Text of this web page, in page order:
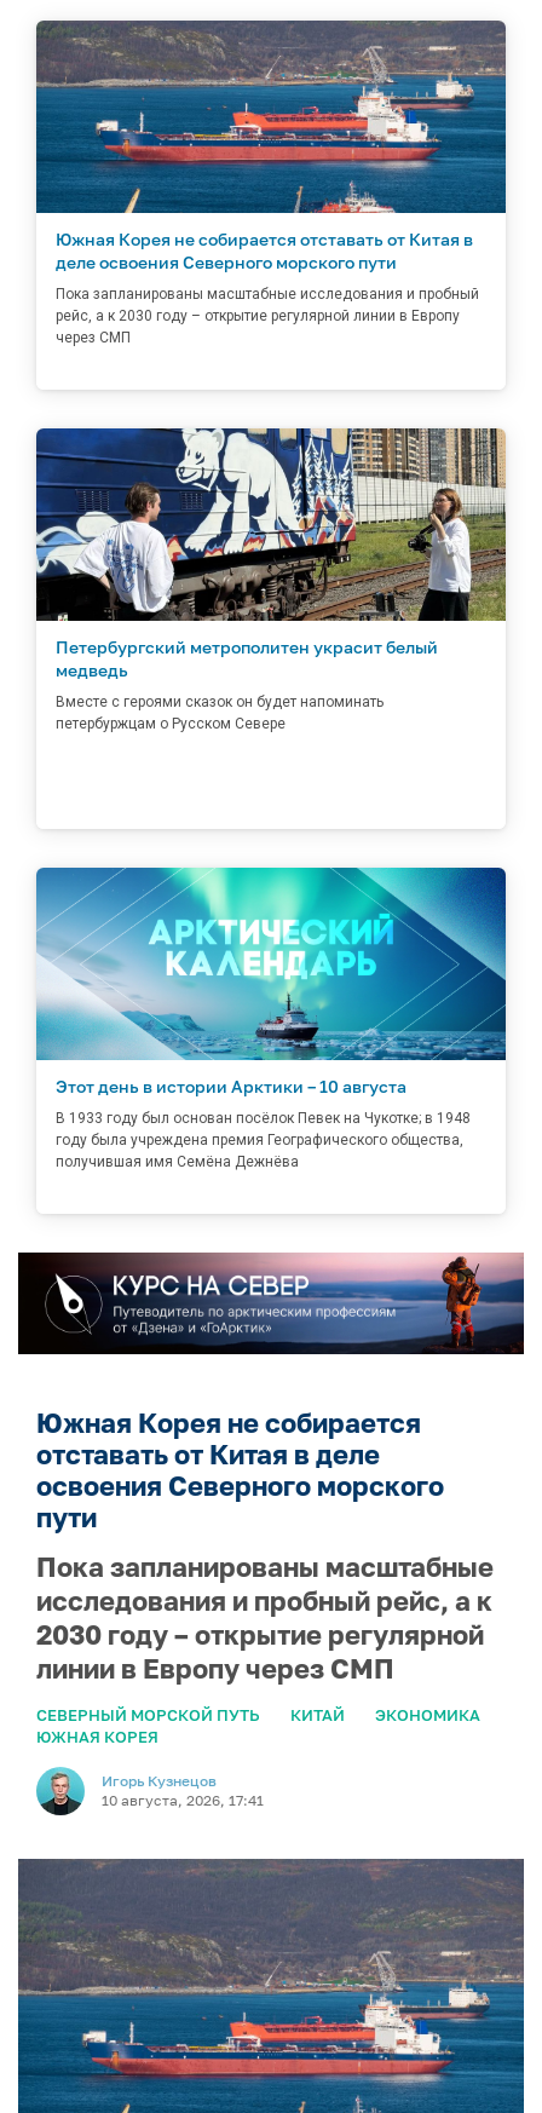
Южная Корея не собирается отставать от Китая в
деле освоения Северного морского пути
Пока запланированы масштабные исследования и пробный
рейс, а к 2030 году – открытие регулярной линии в Европу
через СМП
Петербургский метрополитен украсит белый
медведь
Вместе с героями сказок он будет напоминать
петербуржцам о Русском Севере
Этот день в истории Арктики – 10 августа
В 1933 году был основан посёлок Певек на Чукотке; в 1948
году была учреждена премия Географического общества,
получившая имя Семёна Дежнёва
Южная Корея не собирается
отставать от Китая в деле
освоения Северного морского
пути
Пока запланированы масштабные
исследования и пробный рейс, а к
2030 году – открытие регулярной
линии в Европу через СМП
СЕВЕРНЫЙ МОРСКОЙ ПУТЬ КИТАЙ
ЭКОНОМИКА
ЮЖНАЯ КОРЕЯ
Игорь Кузнецов
10 августа, 2026, 17:41